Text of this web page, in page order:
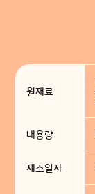
원재료
내용량
제조일자